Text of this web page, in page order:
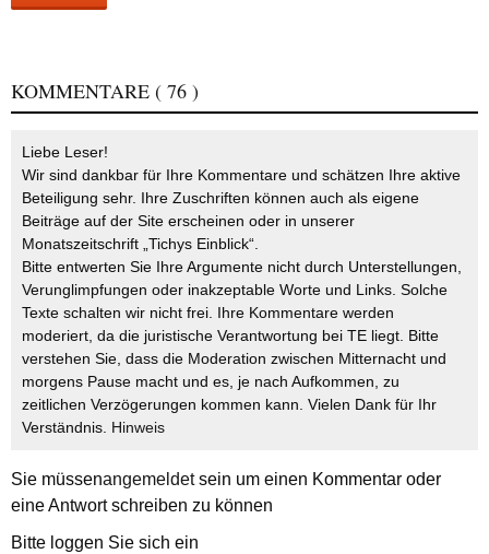
KOMMENTARE ( 76 )
Liebe Leser!
Wir sind dankbar für Ihre Kommentare und schätzen Ihre aktive
Beteiligung sehr. Ihre Zuschriften können auch als eigene
Beiträge auf der Site erscheinen oder in unserer
Monatszeitschrift „Tichys Einblick“.
Bitte entwerten Sie Ihre Argumente nicht durch Unterstellungen,
Verunglimpfungen oder inakzeptable Worte und Links. Solche
Texte schalten wir nicht frei. Ihre Kommentare werden
moderiert, da die juristische Verantwortung bei TE liegt. Bitte
verstehen Sie, dass die Moderation zwischen Mitternacht und
morgens Pause macht und es, je nach Aufkommen, zu
zeitlichen Verzögerungen kommen kann. Vielen Dank für Ihr
Verständnis. Hinweis
Sie müssenangemeldetsein um einen Kommentar oder
eine Antwort schreiben zu können
Bitte loggen Sie sich ein